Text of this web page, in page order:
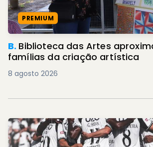
PREMIUM
B. Biblioteca das Artes
famílias da criação artística
8 agosto 2026